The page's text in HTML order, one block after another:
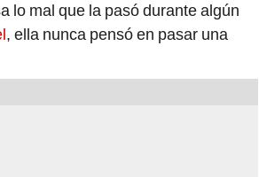
lo mal que la pasó durante algún
, ella nunca pensó en pasar una